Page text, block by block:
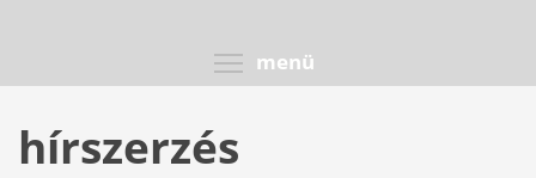
menü
hírszerzés